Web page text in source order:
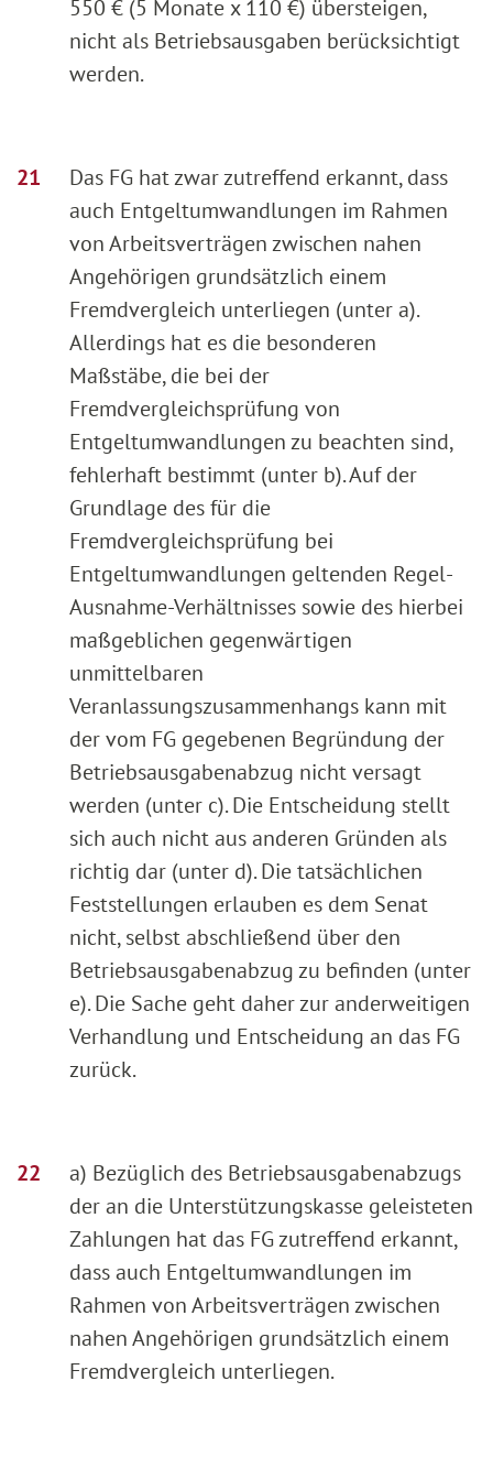
550 € (5 Monate x 110 €) übersteigen,
nicht als Betriebsausgaben berücksichtigt
werden.
Das FG hat zwar zutreffend erkannt, dass
auch Entgeltumwandlungen im Rahmen
von Arbeitsverträgen zwischen nahen
Angehörigen grundsätzlich einem
Fremdvergleich unterliegen (unter a).
Allerdings hat es die besonderen
Maßstäbe, die bei der
Fremdvergleichsprüfung von
Entgeltumwandlungen zu beachten sind,
fehlerhaft bestimmt (unter b). Auf der
Grundlage des für die
Fremdvergleichsprüfung bei
Entgeltumwandlungen geltenden Regel-
Ausnahme-Verhältnisses sowie des hierbei
maßgeblichen gegenwärtigen
unmittelbaren
Veranlassungszusammenhangs kann mit
der vom FG gegebenen Begründung der
Betriebsausgabenabzug nicht versagt
werden (unter c). Die Entscheidung stellt
sich auch nicht aus anderen Gründen als
richtig dar (unter d). Die tatsächlichen
Feststellungen erlauben es dem Senat
nicht, selbst abschließend über den
Betriebsausgabenabzug zu befinden (unter
e). Die Sache geht daher zur anderweitigen
Verhandlung und Entscheidung an das FG
zurück.
a) Bezüglich des Betriebsausgabenabzugs
der an die Unterstützungskasse geleisteten
Zahlungen hat das FG zutreffend erkannt,
dass auch Entgeltumwandlungen im
Rahmen von Arbeitsverträgen zwischen
nahen Angehörigen grundsätzlich einem
Fremdvergleich unterliegen.